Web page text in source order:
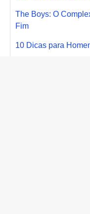
The Boys: O
Fim
10 Dicas para